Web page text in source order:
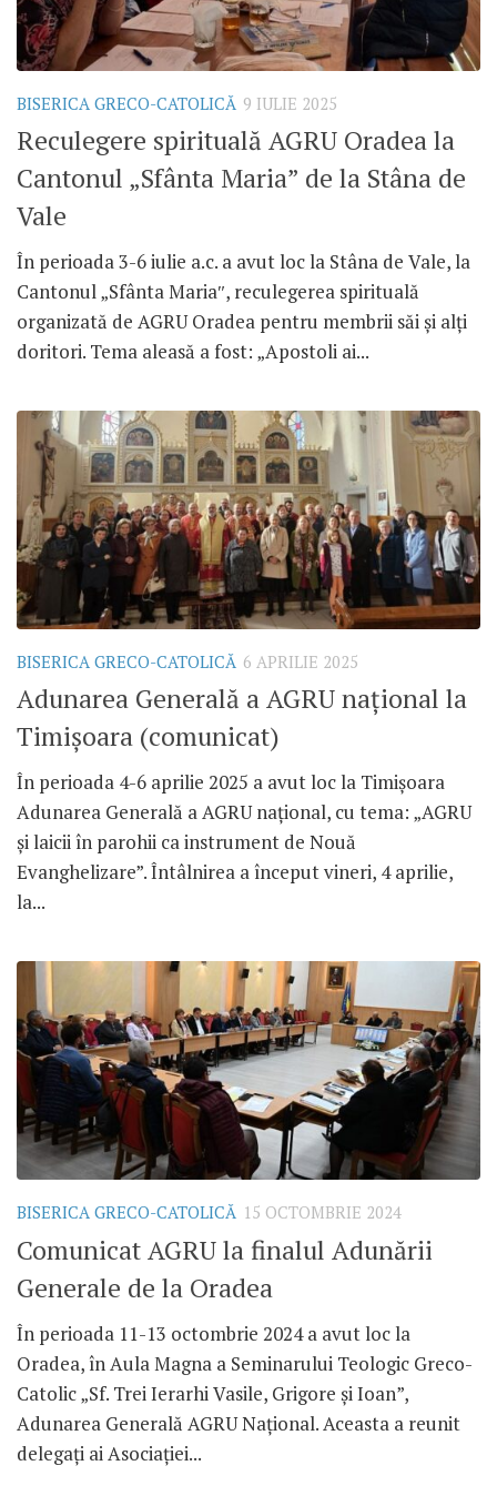
BISERICA GRECO-CATOLICĂ 9 IULIE 2025
Reculegere spirituală AGRU Oradea la
Cantonul „Sfânta Maria” de la Stâna de
Vale
În perioada 3-6 iulie a.c. a avut loc la Stâna de Vale, la
Cantonul „Sfânta Maria″, reculegerea spirituală
organizată de AGRU Oradea pentru membrii săi și alți
doritori. Tema aleasă a fost: „Apostoli ai...
BISERICA GRECO-CATOLICĂ 6 APRILIE 2025
Adunarea Generală a AGRU național la
Timișoara (comunicat)
În perioada 4-6 aprilie 2025 a avut loc la Timișoara
Adunarea Generală a AGRU național, cu tema: „AGRU
și laicii în parohii ca instrument de Nouă
Evanghelizare”. Întâlnirea a început vineri, 4 aprilie,
la...
BISERICA GRECO-CATOLICĂ 15 OCTOMBRIE 2024
Comunicat AGRU la finalul Adunării
Generale de la Oradea
În perioada 11-13 octombrie 2024 a avut loc la
Oradea, în Aula Magna a Seminarului Teologic Greco-
Catolic „Sf. Trei Ierarhi Vasile, Grigore și Ioan”,
Adunarea Generală AGRU Național. Aceasta a reunit
delegați ai Asociației...